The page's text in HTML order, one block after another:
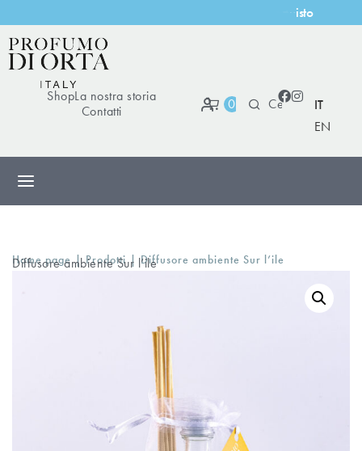
isto
ShopLa nostra storia
Contatti
0
IT
EN
Home page | Prodotti | Diffusore ambiente Sur l’ile
Diffusore ambiente Sur l’ile